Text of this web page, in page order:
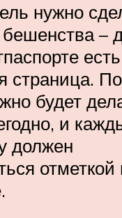
нужно
бешенства –
есть
страница.
будет
и
должен
отметкой